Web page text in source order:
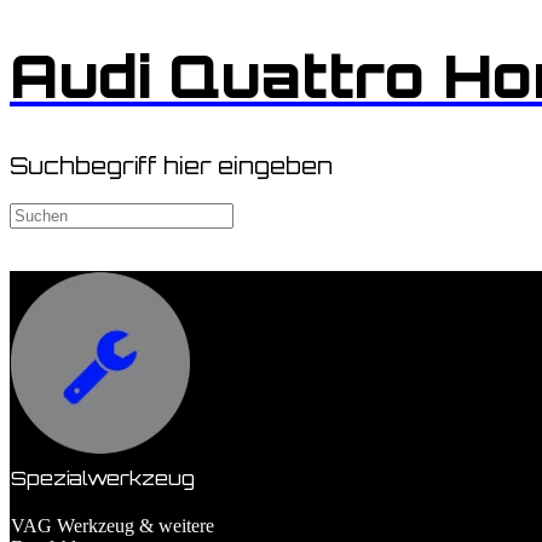
Inhalt
springen
Audi Quattro
Suchbegriff hier eingeben
Suchen
nach:
Spezialwerkzeug
VAG Werkzeug & weitere